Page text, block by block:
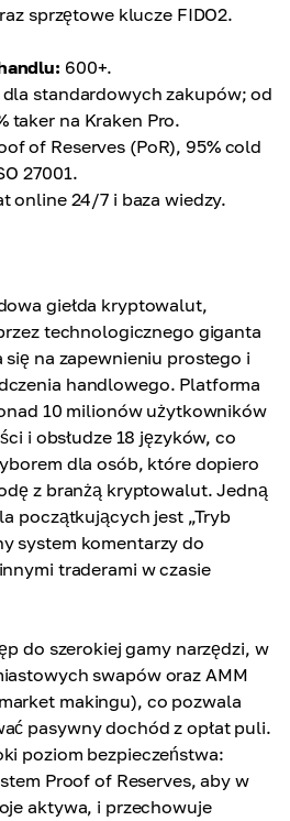
sprzętowe klucze FIDO2.
600+.
dla standardowych zakupów; od
taker na Kraken Pro.
of Reserves (PoR), 95% cold
27001.
online 24/7 i baza wiedzy.
giełda kryptowalut,
technologicznego giganta
na zapewnieniu prostego i
handlowego. Platforma
10 milionów użytkowników
i obsłudze 18 języków, co
dla osób, które dopiero
z branżą kryptowalut. Jedną
początkujących jest „Tryb
system komentarzy do
traderami w czasie
do szerokiej gamy narzędzi, w
swapów oraz AMM
makingu), co pozwala
pasywny dochód z opłat puli.
poziom bezpieczeństwa:
Proof of Reserves, aby w
aktywa, i przechowuje